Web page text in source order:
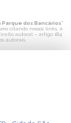
Parque dos Bancários"
citando nossos links, é
autoral – artigo 184
autorais.